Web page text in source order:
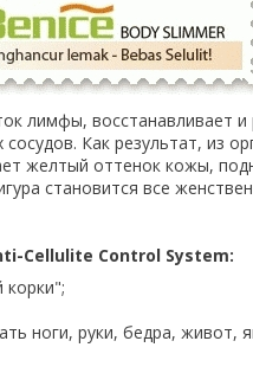
лимфы, восстанавливает и
Как результат, из
желтый оттенок кожы,
становится все
Cellulite Control System:
корки";
ноги, руки, бедра, живот,